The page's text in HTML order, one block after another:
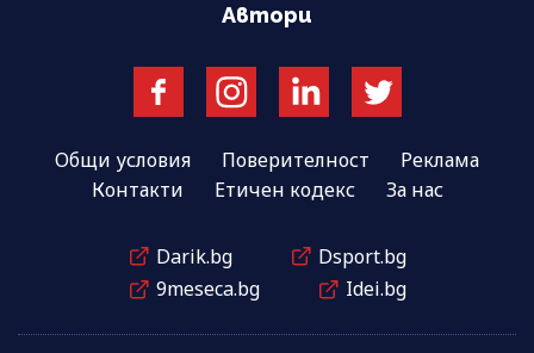
Автори
Общи условия Поверителност
Реклама
Контакти
Етичен кодекс За нас
Darik.bg
Dsport.bg
9meseca.bg
Idei.bg